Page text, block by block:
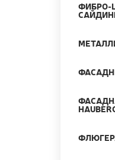
ФИБРО-